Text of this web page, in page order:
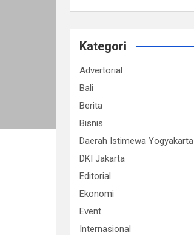
Kategori
Advertorial
Bali
Berita
Bisnis
Daerah Istimewa Yogyakarta
DKI Jakarta
Editorial
Ekonomi
Event
Internasional